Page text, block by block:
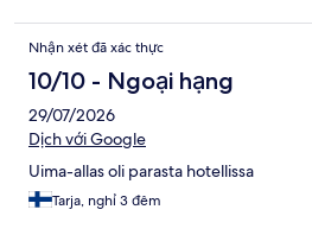
Nhận xét đã xác thực
10/10 - Ngoại hạng
29/07/2026
Dịch với Google
Uima-allas oli parasta hotellissa
Tarja, nghỉ 3 đêm